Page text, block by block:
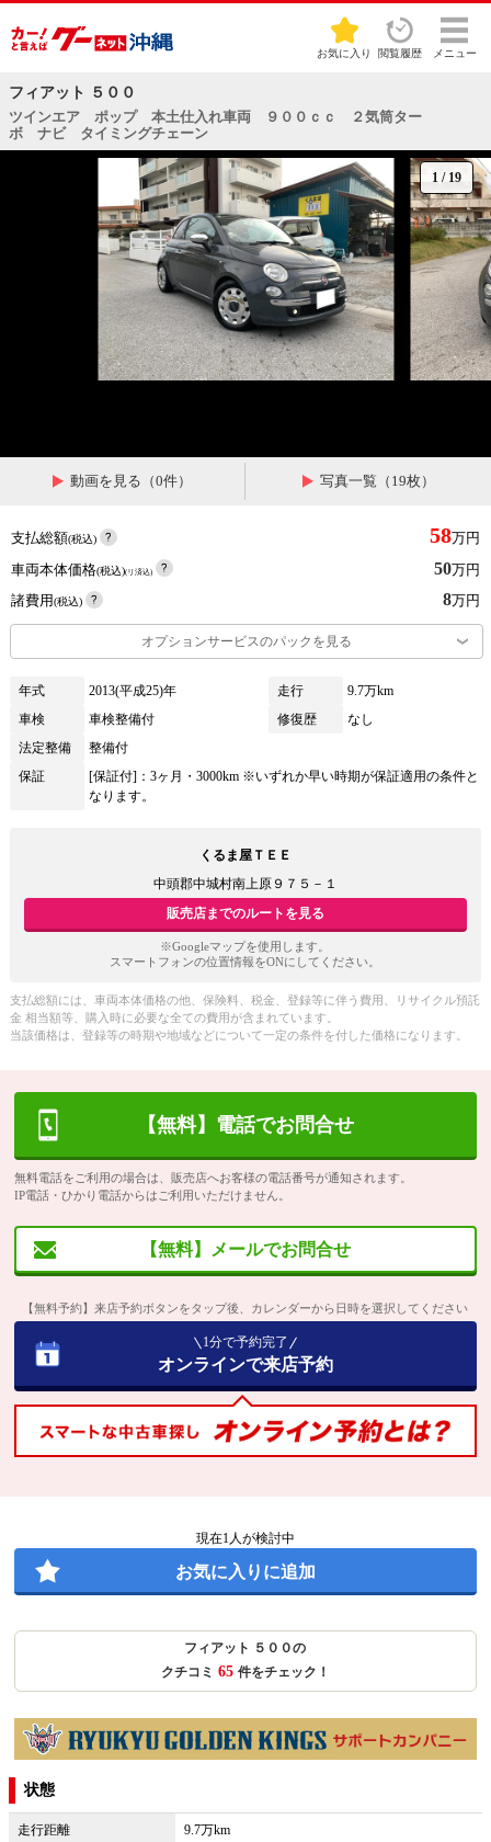
お気に入り 閲覧履歴 メニュー
フィアット ５００
ツインエア ポップ 本土仕入れ車両 ９００ｃｃ ２気筒ター
ボ ナビ タイミングチェーン
1 / 19
動画を見る（0件） 写真一覧（19枚）
支払総額(税込) 58万円
車両本体価格(税込)(リ済込) 50万円
諸費用(税込) 8万円
オプションサービスのパックを見る
年式 2013(平成25)年 走行
9.7万km
車検
車検整備付 修復歴
なし
法定整備
整備付
保証
[保証付]：3ヶ月・3000km ※いずれか早い時期が保証適用の条件と
なります。
くるま屋ＴＥＥ
中頭郡中城村南上原９７５－１
販売店までのルートを見る
※Googleマップを使用します。
スマートフォンの位置情報をONにしてください。
支払総額には、車両本体価格の他、保険料、税金、登録等に伴う費用、リサイクル預託
金 相当額等、購入時に必要な全ての費用が含まれています。
当該価格は、登録等の時期や地域などについて一定の条件を付した価格になります。
【無料】電話でお問合せ
無料電話をご利用の場合は、販売店へお客様の電話番号が通知されます。
IP電話・ひかり電話からはご利用いただけません。
【無料】メールでお問合せ
【無料予約】来店予約ボタンをタップ後、カレンダーから日時を選択してください
1分で予約完了
オンラインで来店予約
現在1 人が検討中
お気に入りに追加
フィアット ５００の
クチコミ 65 件をチェック！
状態
走行距離 9.7万km